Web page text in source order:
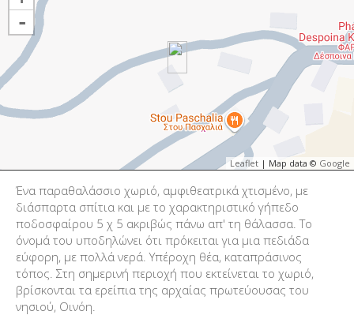
-
Leaflet | Map data © Google
Ένα παραθαλάσσιο χωριό, αμφιθεατρικά χτισμένο, με
διάσπαρτα σπίτια και με το χαρακτηριστικό γήπεδο
ποδοσφαίρου 5 χ 5 ακριβώς πάνω απ' τη θάλασσα. Το
όνομά του υποδηλώνει ότι πρόκειται για μια πεδιάδα
εύφορη, με πολλά νερά. Υπέροχη θέα, καταπράσινος
τόπος. Στη σημερινή περιοχή που εκτείνεται το χωριό,
βρίσκονται τα ερείπια της αρχαίας πρωτεύουσας του
νησιού, Οινόη.